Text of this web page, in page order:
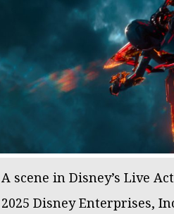
A scene in Disney’s Live
2025 Disney Enterprises,